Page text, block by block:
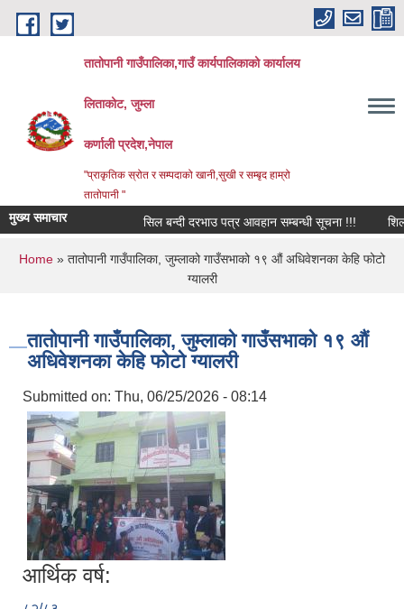
Skip to main content
तातोपानी गाउँपालिका,गाउँ कार्यपालिकाको कार्यालय
लिताकोट, जुम्ला
कर्णाली प्रदेश,नेपाल
"प्राकृतिक स्रोत र सम्पदाको खानी,सुखी र सम्बृद हाम्रो
तातोपानी "
मुख्य समाचार सिल बन्दी दरभाउ पत्र आवहान सम्बन्धी सूचना !!!
You are here
Home » तातोपानी गाउँपालिका, जुम्लाको गाउँसभाको १९ औं अधिवेशनका केहि फोटो
ग्यालरी
तातोपानी गाउँपालिका, जुम्लाको गाउँसभाको १९ औं
अधिवेशनका केहि फोटो ग्यालरी
Submitted on: Thu, 06/25/2026 - 08:14
आर्थिक वर्ष: